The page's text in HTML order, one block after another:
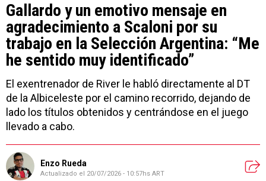
Gallardo y un emotivo mensaje en
agradecimiento a Scaloni por su
trabajo en la Selección Argentina: “Me
he sentido muy identificado”
El exentrenador de River le habló directamente al DT
de la Albiceleste por el camino recorrido, dejando de
lado los títulos obtenidos y centrándose en el juego
llevado a cabo.
Enzo Rueda
Actualizado el 20/07/2026 - 10:57hs ART